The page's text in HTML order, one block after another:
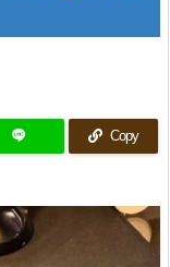
Copy